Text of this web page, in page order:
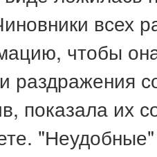
всех
чтобы
раздражения
показала их